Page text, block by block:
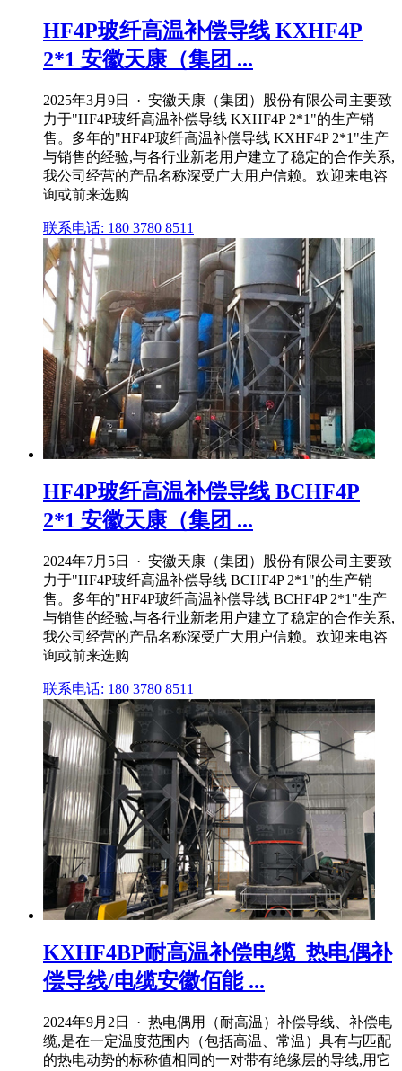
HF4P玻纤高温补偿导线 KXHF4P
2*1 安徽天康（集团 ...
2025年3月9日 · 安徽天康（集团）股份有限公司主要致
力于"HF4P玻纤高温补偿导线 KXHF4P 2*1"的生产销
售。多年的"HF4P玻纤高温补偿导线 KXHF4P 2*1"生产
与销售的经验,与各行业新老用户建立了稳定的合作关系,
我公司经营的产品名称深受广大用户信赖。欢迎来电咨
询或前来选购
联系电话: 180 3780 8511
HF4P玻纤高温补偿导线 BCHF4P
2*1 安徽天康（集团 ...
2024年7月5日 · 安徽天康（集团）股份有限公司主要致
力于"HF4P玻纤高温补偿导线 BCHF4P 2*1"的生产销
售。多年的"HF4P玻纤高温补偿导线 BCHF4P 2*1"生产
与销售的经验,与各行业新老用户建立了稳定的合作关系,
我公司经营的产品名称深受广大用户信赖。欢迎来电咨
询或前来选购
联系电话: 180 3780 8511
KXHF4BP耐高温补偿电缆_热电偶补
偿导线/电缆安徽佰能 ...
2024年9月2日 · 热电偶用（耐高温）补偿导线、补偿电
缆,是在一定温度范围内（包括高温、常温）具有与匹配
的热电动势的标称值相同的一对带有绝缘层的导线,用它